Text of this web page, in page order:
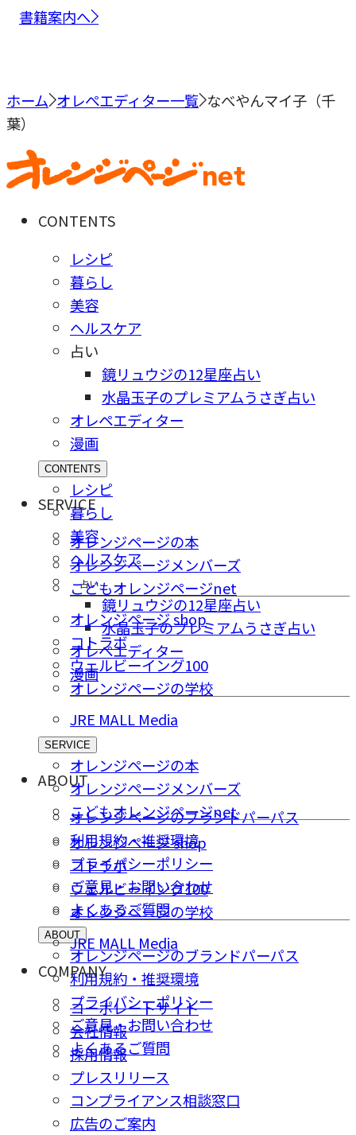
書籍案内へ
ホーム オレぺエディター一覧 なべやんマイ子（千
葉）
CONTENTS
レシピ
暮らし
美容
ヘルスケア
占い
鏡リュウジの12星座占い
水晶玉子のプレミアムうさぎ占い
オレペエディター
漫画
CONTENTS
レシピ
暮らし
美容
ヘルスケア
占い
鏡リュウジの12星座占い
水晶玉子のプレミアムうさぎ占い
オレペエディター
漫画
SERVICE
オレンジページの本
オレンジページメンバーズ
こどもオレンジページnet
オレンジページ shop
コトラボ
ウェルビーイング100
オレンジページの学校
JRE MALL Media
SERVICE
オレンジページの本
オレンジページメンバーズ
こどもオレンジページnet
オレンジページ shop
コトラボ
ウェルビーイング100
オレンジページの学校
JRE MALL Media
ABOUT
オレンジページのブランドパーパス
利用規約・推奨環境
プライバシーポリシー
ご意⾒・お問い合わせ
よくあるご質問
ABOUT
オレンジページのブランドパーパス
利用規約・推奨環境
プライバシーポリシー
ご意⾒・お問い合わせ
よくあるご質問
COMPANY
コーポレートサイト
会社情報
採⽤情報
プレスリリース
コンプライアンス相談窓⼝
広告のご案内